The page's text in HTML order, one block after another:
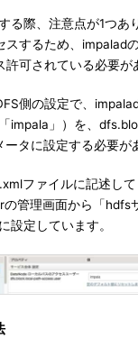
る際、注意点が1つあ
スするため、impalad
許可されている必要が
側の設定で、
「impala」）を、
タに設定する必要が
ファイルに記述して
管理画面から「hdfs
設定しています。